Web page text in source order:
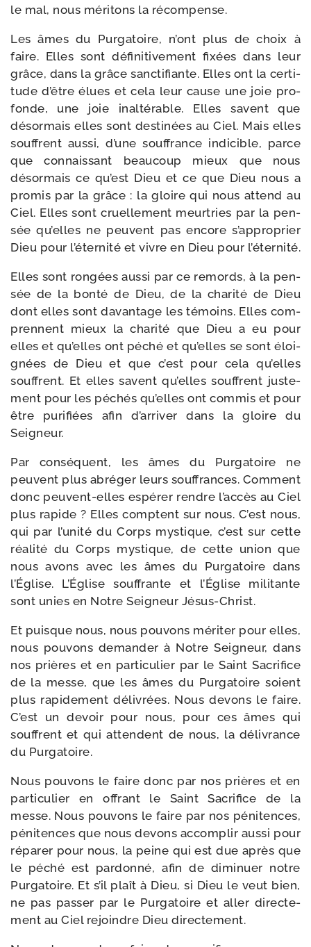
le mal, nous méri­tons la récompense.
Les âmes du Purgatoire, n’ont plus de choix à
faire. Elles sont défi­ni­ti­ve­ment fixées dans leur
grâce, dans la grâce sanc­ti­fiante. Elles ont la cer­ti­
tude d’être élues et cela leur cause une joie pro­
fonde, une joie inal­té­rable. Elles savent que
désor­mais elles sont des­ti­nées au Ciel. Mais elles
souffrent aus­si, d’une souf­france indi­cible, parce
que connais­sant beau­coup mieux que nous
désor­mais ce qu’est Dieu et ce que Dieu nous a
pro­mis par la grâce : la gloire qui nous attend au
Ciel. Elles sont cruel­le­ment meur­tries par la pen­
sée qu’elles ne peuvent pas encore s’approprier
Dieu pour l’éternité et vivre en Dieu pour l’éternité.
Elles sont ron­gées aus­si par ce remords, à la pen­
sée de la bon­té de Dieu, de la cha­ri­té de Dieu
dont elles sont davan­tage les témoins. Elles com­
prennent mieux la cha­ri­té que Dieu a eu pour
elles et qu’elles ont péché et qu’elles se sont éloi­
gnées de Dieu et que c’est pour cela qu’elles
souffrent. Et elles savent qu’elles souffrent jus­te­
ment pour les péchés qu’elles ont com­mis et pour
être puri­fiées afin d’arriver dans la gloire du
Seigneur.
Par consé­quent, les âmes du Purgatoire ne
peuvent plus abré­ger leurs souf­frances. Comment
donc peuvent-​elles espé­rer rendre l’accès au Ciel
plus rapide ? Elles comptent sur nous. C’est nous,
qui par l’unité du Corps mys­tique, c’est sur cette
réa­li­té du Corps mys­tique, de cette union que
nous avons avec les âmes du Purgatoire dans
l’Église. L’Église souf­frante et l’Église mili­tante
sont unies en Notre Seigneur Jésus-Christ.
Et puisque nous, nous pou­vons méri­ter pour elles,
nous pou­vons deman­der à Notre Seigneur, dans
nos prières et en par­ti­cu­lier par le Saint Sacrifice
de la messe, que les âmes du Purgatoire soient
plus rapi­de­ment déli­vrées. Nous devons le faire.
C’est un devoir pour nous, pour ces âmes qui
souffrent et qui attendent de nous, la déli­vrance
du Purgatoire.
Nous pou­vons le faire donc par nos prières et en
par­ti­cu­lier en offrant le Saint Sacrifice de la
messe. Nous pou­vons le faire par nos péni­tences,
péni­tences que nous devons accom­plir aus­si pour
répa­rer pour nous, la peine qui est due après que
le péché est par­don­né, afin de dimi­nuer notre
Purgatoire. Et s’il plaît à Dieu, si Dieu le veut bien,
ne pas pas­ser par le Purgatoire et aller direc­te­
ment au Ciel rejoindre Dieu directement.